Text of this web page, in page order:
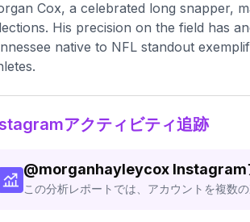
Cox, a celebrated long snapper,
His precision on the field has
native to NFL standout
アクティビティ追跡
@morganhayleycox Instagram
この分析レポートでは、アカウントを複数